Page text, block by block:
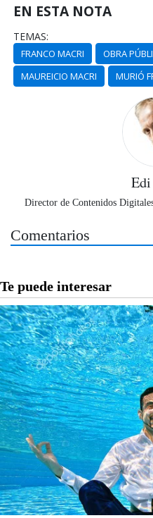
EN ESTA NOTA
TEMAS:
FRANCO MACRI OBRA
MAUREICIO MACRI
MURIÓ
Director de Contenidos
Comentarios